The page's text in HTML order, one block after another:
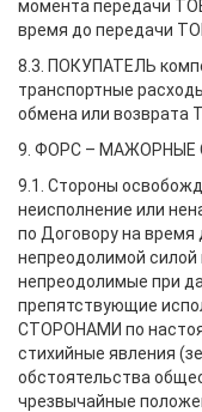
момента передачи
время до передачи
8.3. ПОКУПАТЕЛЬ
транспортные
обмена или возврата
9. ФОРС – МАЖОРНЫЕ
9.1. Стороны
неисполнение или
по Договору на
непреодолимой
непреодолимые при
препятствующие
СТОРОНАМИ по
стихийные явления
обстоятельства
чрезвычайные